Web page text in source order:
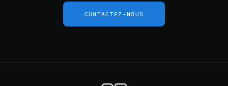
CONTACTEZ-NOUS